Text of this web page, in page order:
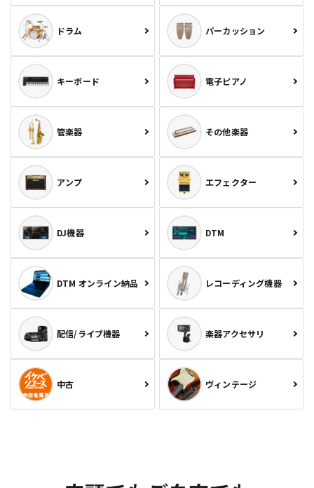
ドラム パーカッション
キーボード 電子ピアノ
管楽器 その他楽器
アンプ エフェクター
DJ機器 DTM
DTM オンライン納品 レコーディング機器
配信/ライブ機器 楽器アクセサリ
中古 ヴィンテージ